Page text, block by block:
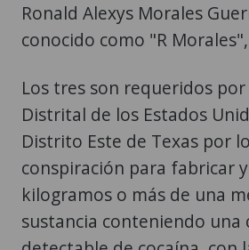
Ronald Alexys Morales
conocido como "R
Los tres son requeridos
Distrital de los Estados
Distrito Este de Texas por
conspiración para fabricar
kilogramos o más de una
sustancia conteniendo una